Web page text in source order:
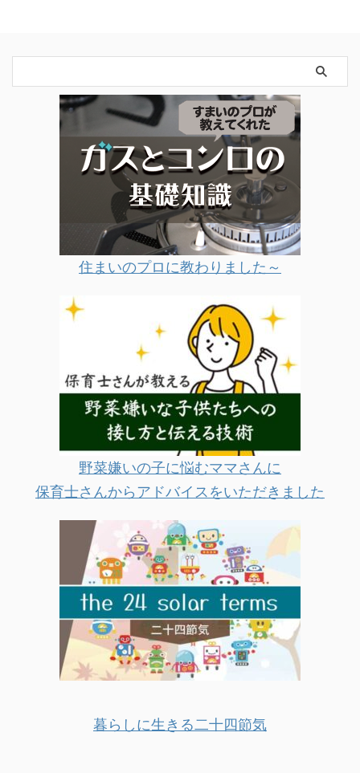
住まいのプロに教わりました～
野菜嫌いの子に悩むママさんに
保育士さんからアドバイスをいただきました
暮らしに生きる二十四節気